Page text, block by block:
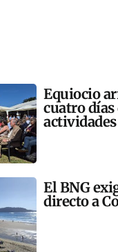
Equiocio
cuatro
El BNG
directo a